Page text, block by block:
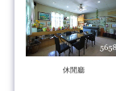
休閒廳